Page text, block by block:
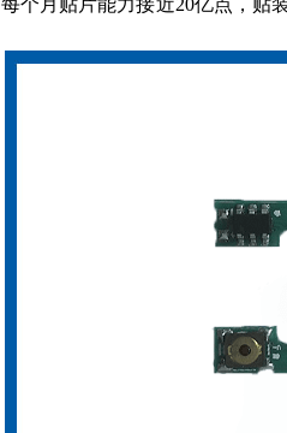
个月贴片能力接近20亿点，贴